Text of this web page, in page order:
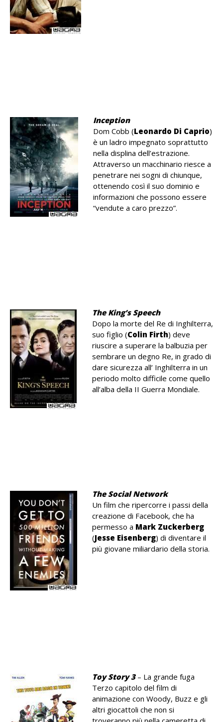
Inception
Dom Cobb (Leonardo Di Caprio)
è un ladro impegnato soprattutto
nella displina dell’estrazione.
Attraverso un macchinario riesce a
penetrare nei sogni di chiunque,
ottenendo così il suo dominio e
informazioni che possono essere
“vendute a caro prezzo”.
The King’s Speech
Dopo la morte del Re di Inghilterra,
suo figlio (Colin Firth) deve
riuscire a superare la balbuzia per
sembrare un degno Re, in grado di
dare sicurezza all’ Inghilterra in un
periodo molto difficile come quello
all’alba della II Guerra Mondiale.
The Social Network
Un film che ripercorre i passi della
creazione di Facebook, che ha
permesso a Mark Zuckerberg
(Jesse Eisenberg) di diventare il
più giovane miliardario della storia.
Toy Story 3– La grande fuga
Terzo capitolo del film di
animazione con Woody, Buzz e gli
altri giocattoli che non si